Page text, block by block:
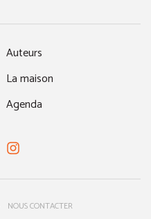
Auteurs
La maison
Agenda
Instagram
NOUS CONTACTER